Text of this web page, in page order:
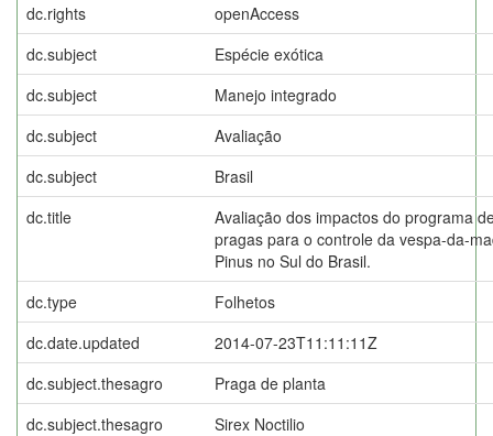
dc.rights
openAccess
dc.subject
Espécie exótica
dc.subject
Manejo integrado
dc.subject
Avaliação
dc.subject
Brasil
dc.title
Avaliação dos impactos do programa
pragas para o controle da vespa-da-
Pinus no Sul do Brasil.
dc.type
Folhetos
dc.date.updated
2014-07-23T11:11:11Z
dc.subject.thesagro
Praga de planta
dc.subject.thesagro
Sirex Noctilio